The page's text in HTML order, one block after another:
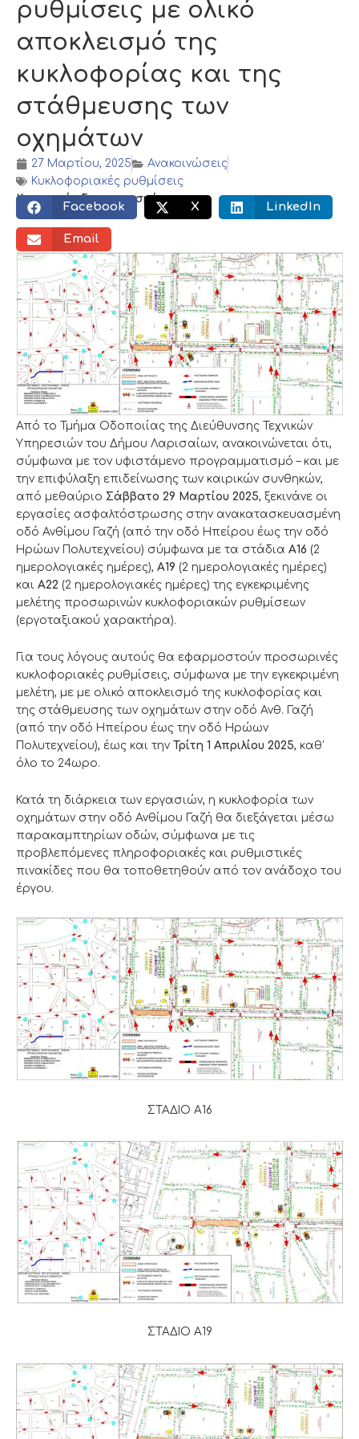
ρυθμίσεις με ολικό
αποκλεισμό της
κυκλοφορίας και της
στάθμευσης των
οχημάτων
27 Μαρτίου, 2025
Ανακοινώσεις
Κυκλοφοριακές ρυθμίσεις
Κοινωνικός διαμοιρασμός:
Facebook X LinkedIn
Email
Από το Τμήμα Οδοποιίας της Διεύθυνσης Τεχνικών
Υπηρεσιών του Δήμου Λαρισαίων, ανακοινώνεται ότι,
σύμφωνα με τον υφιστάμενο προγραμματισμό – και με
την επιφύλαξη επιδείνωσης των καιρικών συνθηκών,
από μεθαύριο Σάββατο 29 Μαρτίου 2025, ξεκινάνε οι
εργασίες ασφαλτόστρωσης στην ανακατασκευασμένη
οδό Ανθίμου Γαζή (από την οδό Ηπείρου έως την οδό
Ηρώων Πολυτεχνείου) σύμφωνα με τα στάδια Α16 (2
ημερολογιακές ημέρες), Α19 (2 ημερολογιακές ημέρες)
και Α22 (2 ημερολογιακές ημέρες) της εγκεκριμένης
μελέτης προσωρινών κυκλοφοριακών ρυθμίσεων
(εργοταξιακού χαρακτήρα).
Για τους λόγους αυτούς θα εφαρμοστούν προσωρινές
κυκλοφοριακές ρυθμίσεις, σύμφωνα με την εγκεκριμένη
μελέτη, με με ολικό αποκλεισμό της κυκλοφορίας και
της στάθμευσης των οχημάτων στην οδό Ανθ. Γαζή
(από την οδό Ηπείρου έως την οδό Ηρώων
Πολυτεχνείου), έως και την Τρίτη 1 Απριλίου 2025, καθ’
όλο το 24ωρο.
Κατά τη διάρκεια των εργασιών, η κυκλοφορία των
οχημάτων στην οδό Ανθίμου Γαζή θα διεξάγεται μέσω
παρακαμπτηρίων οδών, σύμφωνα με τις
προβλεπόμενες πληροφοριακές και ρυθμιστικές
πινακίδες που θα τοποθετηθούν από τον ανάδοχο του
έργου.
ΣΤΑΔΙΟ Α16
ΣΤΑΔΙΟ Α19